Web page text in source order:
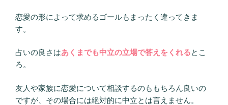
恋愛の形によって求めるゴールもまったく違ってきま
す。
占いの良さはあくまでも中立の立場で答えをくれるとこ
ろ。
友人や家族に恋愛について相談するのももちろん良いの
ですが、その場合には絶対的に中立とは言えません。